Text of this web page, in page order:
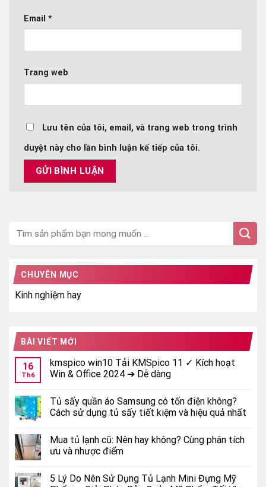
CHUYÊN MỤC
Kinh nghiệm hay
BÀI VIẾT MỚI
16
Th6
kmspico win10 Tải KMSpico 11 ✓ Kích hoạt
Win & Office 2024 ➔ Dễ dàng
Tủ sấy quần áo Samsung có tốn điện không?
Cách sử dụng tủ sấy tiết kiệm và hiệu quả nhất
Mua tủ lạnh cũ: Nên hay không? Cùng phân tích
ưu và nhược điểm
5 Lý Do Nên Sử Dụng Tủ Lạnh Mini Đựng Mỹ
Email *
Trang web
Lưu tên của tôi, email, và trang web trong trình
duyệt này cho lần bình luận kế tiếp của tôi.